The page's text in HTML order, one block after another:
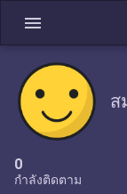
menu
ส
0
กำลังติดตาม